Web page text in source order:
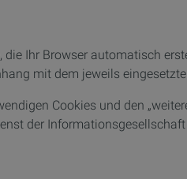
Ihr Browser automatisch
mit dem jeweils
Cookies und den
der